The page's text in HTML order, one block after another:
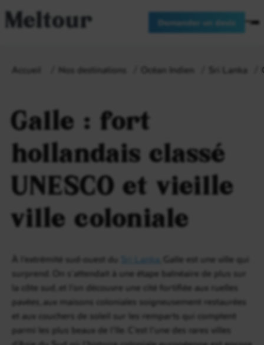
Meltour Demander un devis
Accueil Nos destinations Océan Indien Sri Lanka
Galle : fort
hollandais classé
UNESCO et vieille
ville coloniale
À l’extrémité sud-ouest du Sri Lanka
, Galle est une ville qui
surprend. On s’attendait à une étape balnéaire de plus sur
la côte sud, et l’on découvre une cité fortifiée aux ruelles
pavées, aux maisons coloniales soigneusement restaurées
et aux couchers de soleil sur les remparts qui comptent
parmi les plus beaux de l’île. C’est l’une des rares villes